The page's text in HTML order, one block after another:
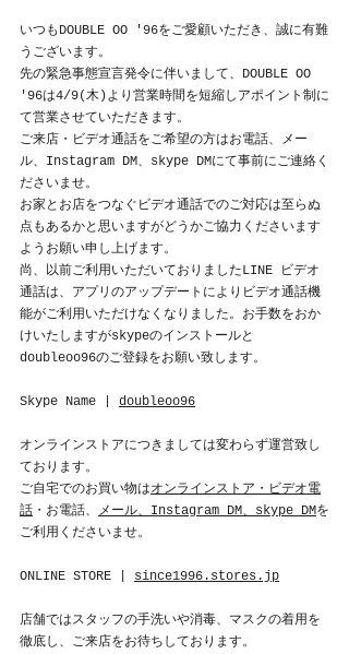
いつもDOUBLE OO '96をご愛顧いただき、誠に有難
うございます。
先の緊急事態宣言発令に伴いまして、DOUBLE OO
'96は4/9(木)より営業時間を短縮しアポイント制に
て営業させていただきます。
ご来店・ビデオ通話をご希望の方はお電話、メー
ル、Instagram DM、skype DMにて事前にご連絡く
ださいませ。
お家とお店をつなぐビデオ通話でのご対応は至らぬ
点もあるかと思いますがどうかご協力くださいます
ようお願い申し上げます。
尚、以前ご利用いただいておりましたLINE ビデオ
通話は、アプリのアップデートによりビデオ通話機
能がご利用いただけなくなりました。お手数をおか
けいたしますがskypeのインストールと
doubleoo96のご登録をお願い致します。
Skype Name | doubleoo96
オンラインストアにつきましては変わらず運営致し
ております。
ご自宅でのお買い物はオンラインストア ・ ビデオ電
話 ・お電話、 メール、 Instagram DM、 skype DMを
ご利用くださいませ。
ONLINE STORE | since1996.stores.jp
店舗ではスタッフの手洗いや消毒、マスクの着用を
徹底し、ご来店をお待ちしております。